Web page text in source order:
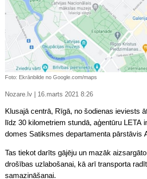
Foto: Ekrānbilde no Google.com/maps
Nozare.lv | 16.marts 2021 8:26
Klusajā centrā, Rīgā, no šodienas ieviests
līdz 30 kilometriem stundā, aģentūru LETA
domes Satiksmes departamenta pārstāvis
Tas tiekot darīts gājēju un mazāk
drošības uzlabošanai, kā arī transporta
samazināšanai.